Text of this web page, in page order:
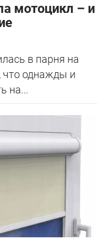
мотоцикл – и
в парня на
что однажды и
на...